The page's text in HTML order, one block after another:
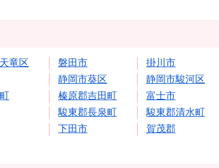
竜区 磐田市 掛川市
静岡市葵区 静岡市駿河区
榛原郡吉田町 富士市
駿東郡長泉町 駿東郡清水町
下田市 賀茂郡